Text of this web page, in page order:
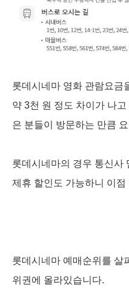
롯데시네마 영화 관람요금
약 3천 원 정도 차이가 나
은 분들이 방문하는 만큼
롯데시네마의 경우 통신사
제휴 할인도 가능하니 이
롯데시네마 예매순위를 살
위권에 올라있습니다.